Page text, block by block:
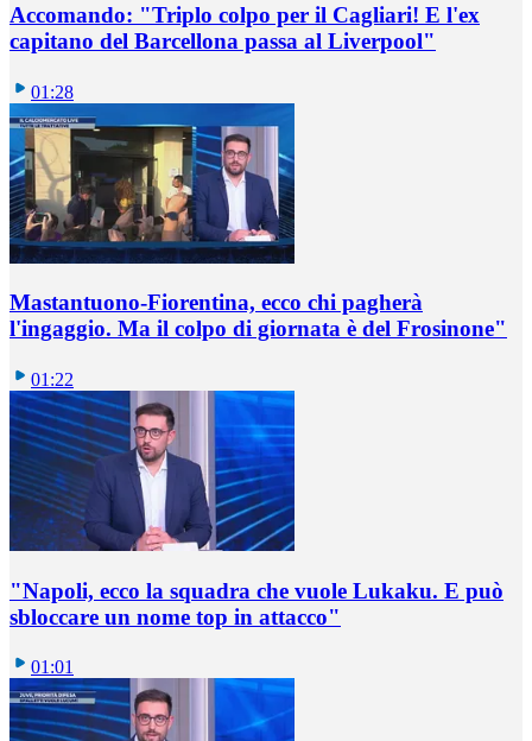
Accomando: "Triplo colpo per il Cagliari! E l'ex
capitano del Barcellona passa al Liverpool"
01:28
Mastantuono-Fiorentina, ecco chi pagherà
l'ingaggio. Ma il colpo di giornata è del Frosinone"
01:22
"Napoli, ecco la squadra che vuole Lukaku. E può
sbloccare un nome top in attacco"
01:01